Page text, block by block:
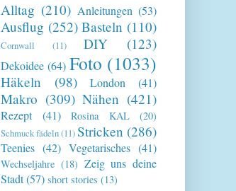
Alltag (210) Anleitungen (53)
Ausflug (252) Basteln (110)
Cornwall (11) DIY (123)
Dekoidee (64) Foto (1033)
Häkeln (98) London (41)
Makro (309) Nähen (421)
Rezept (41) Rosina KAL (20)
Schmuck fädeln(11)Stricken (286)
Teenies (42) Vegetarisches (41)
Wechseljahre (18) Zeig uns deine
Stadt(57) short stories (13)